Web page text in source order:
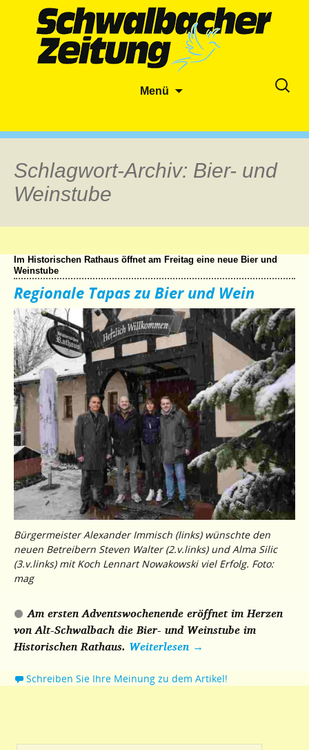
Menü
Suche
Schlagwort-Archiv: Bier- und
Weinstube
Im Historischen Rathaus öffnet am Freitag eine neue Bier und
Weinstube
Regionale Tapas zu Bier und Wein
Bürgermeister Alexander Immisch (links) wünschte den
neuen Betreibern Steven Walter (2.v.links) und Alma Silic
(3.v.links) mit Koch Lennart Nowakowski viel Erfolg. Foto:
mag
Am ersten Adventswochenende eröffnet im Herzen
von Alt-Schwalbach die Bier- und Weinstube im
Historischen Rathaus. Weiterlesen →
Schreiben Sie Ihre Meinung zu dem Artikel!